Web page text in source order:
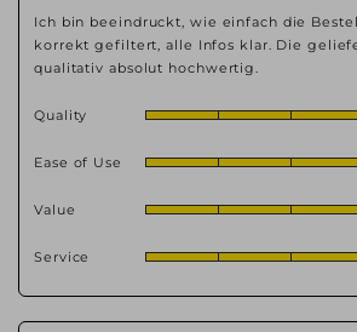
Ich bin beeindruckt, wie einfach die
korrekt gefiltert, alle Infos klar. Die
qualitativ absolut hochwertig.
Quality
Ease of Use
Value
Service